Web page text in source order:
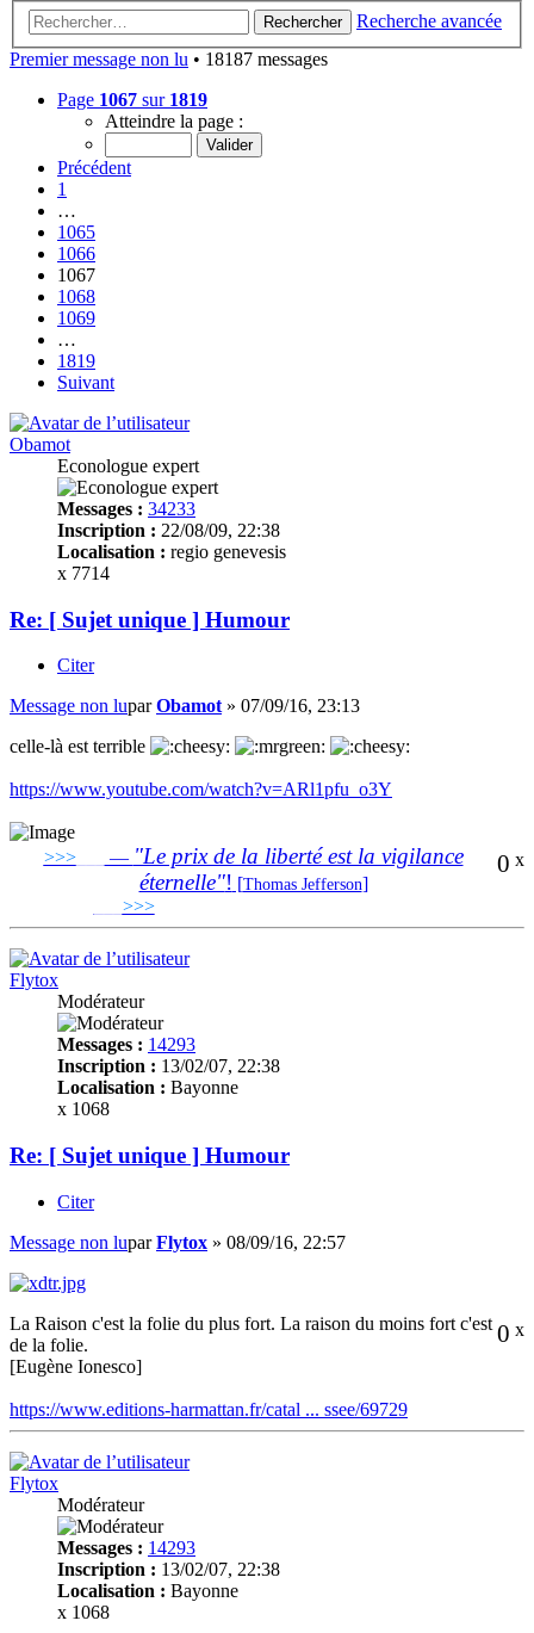
Rechercher
Recherche avancée
Premier message non lu • 18187 messages
Page 1067 sur 1819
Atteindre la page :
Précédent
1
…
1065
1066
1067
1068
1069
…
1819
Suivant
Obamot
Econologue expert
Messages : 34233
Inscription : 22/08/09, 22:38
Localisation : regio genevesis
x 7714
Re: [ Sujet unique ] Humour
Citer
Message non luparObamot » 07/09/16, 23:13
celle-là est terrible
https://www.youtube.com/watch?v=ARl1pfu_o3Y
0 x
>>>___ — "Le prix de la liberté est la vigilance
éternelle"! [Thomas Jefferson]
>>>______________________________
Flytox
Modérateur
Messages : 14293
Inscription : 13/02/07, 22:38
Localisation : Bayonne
x 1068
Re: [ Sujet unique ] Humour
Citer
Message non luparFlytox » 08/09/16, 22:57
0 x
La Raison c'est la folie du plus fort. La raison du moins fort c'est
de la folie.
[Eugène Ionesco]
https://www.editions-harmattan.fr/catal ... ssee/69729
Flytox
Modérateur
Messages : 14293
Inscription : 13/02/07, 22:38
Localisation : Bayonne
x 1068